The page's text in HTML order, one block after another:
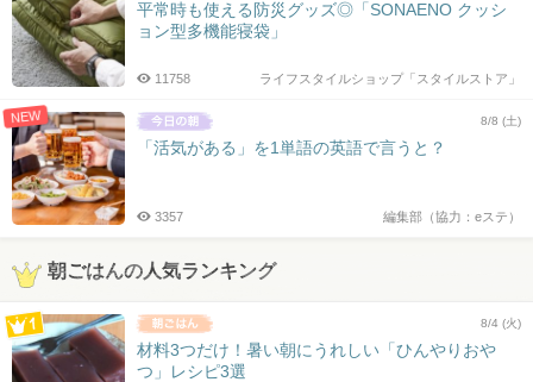
平常時も使える防災グッズ◎「SONAENO クッシ
ョン型多機能寝袋」
ライフスタイルショップ「スタイルストア」
11758
NEW 8/8 (土)
「活気がある」を1単語の英語で言うと？
編集部（協力：eステ）
3357
朝ごはんの人気ランキング
8/4 (火)
材料3つだけ！暑い朝にうれしい「ひんやりおや
つ」レシピ3選